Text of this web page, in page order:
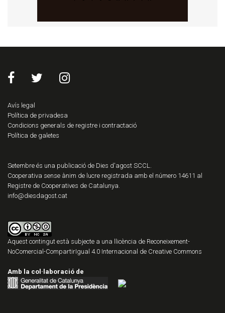
Avís legal
Política de privadesa
Condicions generals de registre i contractació
Política de galetes
Setembre és una publicació de Dies d'agost SCCL.
Cooperativa sense ànim de lucre registrada amb el número 14611 al
Registre de Cooperatives de Catalunya.
info@diesdagost.cat
Aquest contingut està subjecte a una llicència de Reconeixement-
NoComercial-CompartirIgual 4.0 Internacional de Creative Commons
Amb la col·laboració de